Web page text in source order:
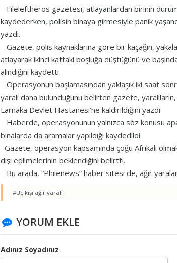
Fileleftheros gazetesi, atlayanlardan birinin
kaydederken, polisin binaya girmesiyle panik
yazdı.
Gazete, polis kaynaklarına göre bir kaçağın,
atlayarak ikinci kattaki boşluğa düştüğünü ve
alındığını kaydetti.
Operasyonun başlamasından yaklaşık iki saat
yaralı daha bulunduğunu belirten gazete,
Larnaka Devlet Hastanesi’ne kaldırıldığını yazdı.
Haberde, operasyonunun yalnızca söz konusu
binalarda da aramalar yapıldığı kaydedildi.
Gazete, operasyon kapsamında çoğu Afrikalı olmak
dışı edilmelerinin beklendiğini belirtti.
Bu arada, “Philenews” haber sitesi de, ağır
#Üç kişi ağır yaralı
YORUM EKLE
Adınız Soyadınız